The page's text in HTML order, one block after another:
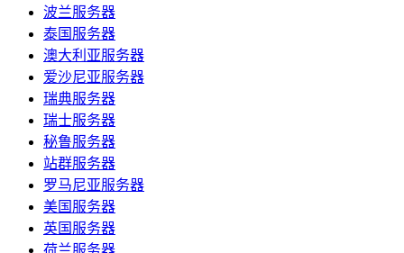
波兰服务器
泰国服务器
澳大利亚服务器
爱沙尼亚服务器
瑞典服务器
瑞士服务器
秘鲁服务器
站群服务器
罗马尼亚服务器
美国服务器
英国服务器
荷兰服务器